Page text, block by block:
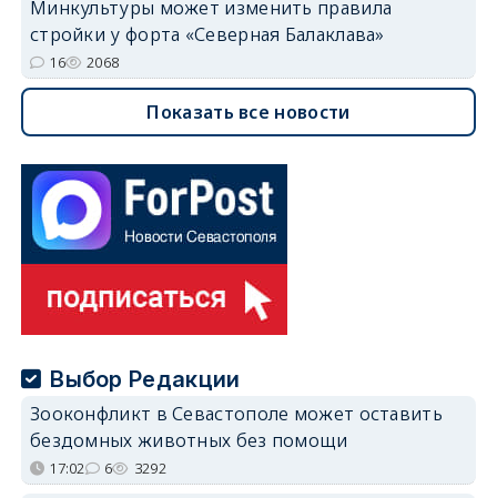
Минкультуры может изменить правила
стройки у форта «Северная Балаклава»
16 2068
Показать все новости
Выбор Редакции
Зооконфликт в Севастополе может оставить
бездомных животных без помощи
17:02 6 3292